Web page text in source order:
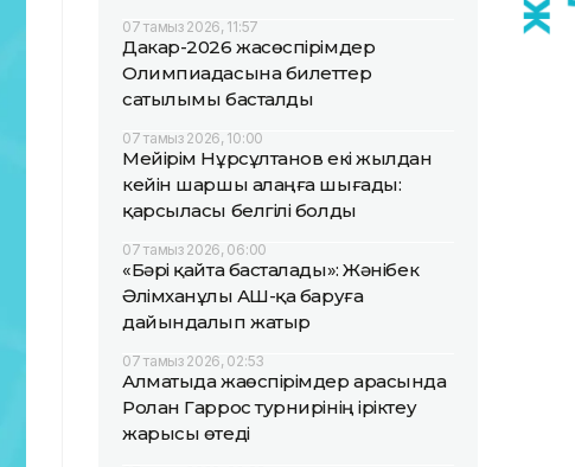
07 тамыз 2026, 11:57
Дакар-2026 жасөспірімдер
Олимпиадасына билеттер
сатылымы басталды
07 тамыз 2026, 10:00
Мейірім Нұрсұлтанов екі жылдан
кейін шаршы алаңға шығады:
қарсыласы белгілі болды
07 тамыз 2026, 06:00
«Бәрі қайта басталады»: Жәнібек
Әлімханұлы АҚШ-қа баруға
дайындалып жатыр
07 тамыз 2026, 02:53
Алматыда жаөспірімдер арасында
Ролан Гаррос турнирінің іріктеу
жарысы өтеді